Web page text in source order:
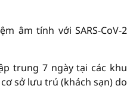
âm tính với SARS-CoV-2
trung 7 ngày tại các khu
sở lưu trú (khách sạn) do